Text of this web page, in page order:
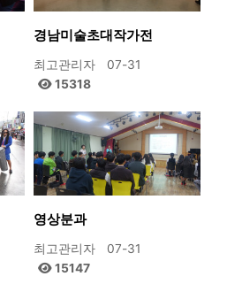
경남미술초대작가전
최고관리자
07-31
15318
영상분과
최고관리자
07-31
15147